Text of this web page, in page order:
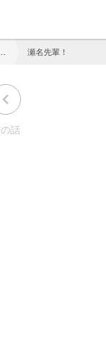
瀬名先輩！
keyboard_arrow_left
話